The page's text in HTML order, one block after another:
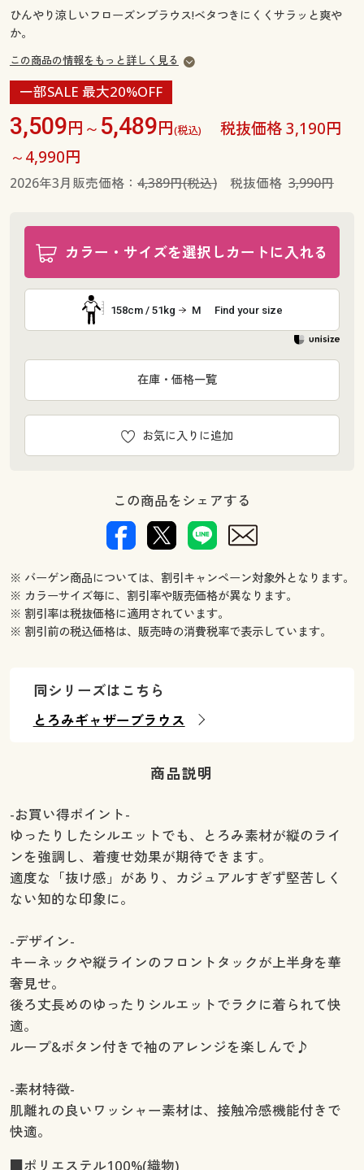
よくある質問とお問い合わせ
ひんやり涼しいフローズンブラウス!ベタつきにくくサラッと爽や
か。
この商品の情報をもっと詳しく見る
一部SALE 最大20%OFF
3,509円～ 5,489円(税込)
税抜価格 3,190円
～4,990円
2026年3月販売価格： 4,389円(税込)税抜価格 3,990円
カラー・サイズを選択しカートに入れる
158cm / 51kg M Find your size
お気に入りに追加
在庫・価格一覧
この商品をシェアする
※ バーゲン商品については、割引キャンペーン対象外となります。
※ カラーサイズ毎に、割引率や販売価格が異なります。
※ 割引率は税抜価格に適用されています。
※ 割引前の税込価格は、販売時の消費税率で表示しています。
同シリーズはこちら
とろみギャザーブラウス
商品説明
-お買い得ポイント-
ゆったりしたシルエットでも、とろみ素材が縦のライ
ンを強調し、着痩せ効果が期待できます。
適度な「抜け感」があり、カジュアルすぎず堅苦しく
ない知的な印象に。
-デザイン-
キーネックや縦ラインのフロントタックが上半身を華
奢見せ。
後ろ丈長めのゆったりシルエットでラクに着られて快
適。
ループ&ボタン付きで袖のアレンジを楽しんで♪
-素材特徴-
肌離れの良いワッシャー素材は、接触冷感機能付きで
快適。
■ポリエステル100%(織物)